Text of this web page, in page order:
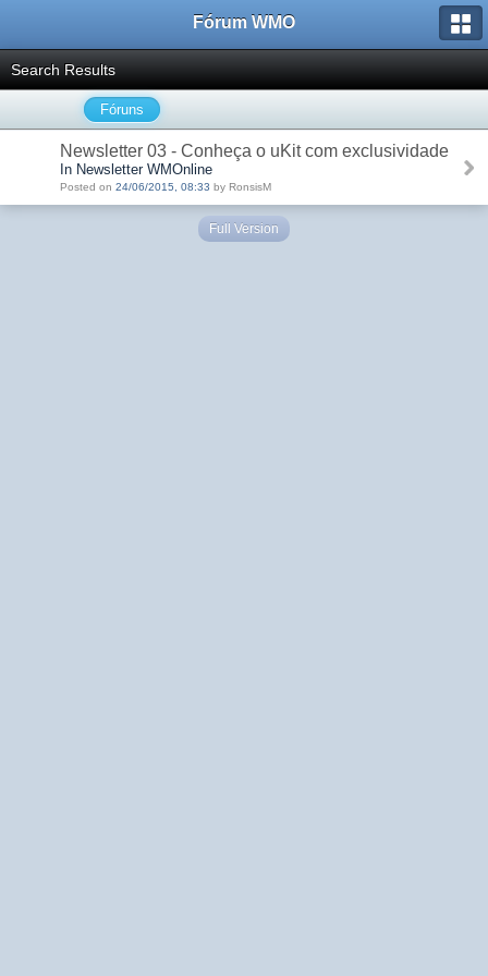
Fórum WMO
Search Results
Fóruns
Newsletter 03 - Conheça o uKit com exclusividade
In Newsletter WMOnline
Posted on 24/06/2015, 08:33 by RonsisM
Full Version